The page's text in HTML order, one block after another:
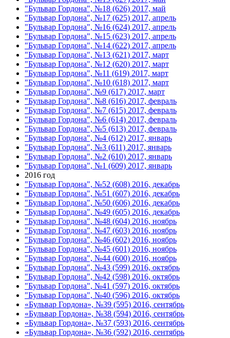
"Бульвар Гордона", №18 (626) 2017, май
"Бульвар Гордона", №17 (625) 2017, апрель
"Бульвар Гордона", №16 (624) 2017, апрель
"Бульвар Гордона", №15 (623) 2017, апрель
"Бульвар Гордона", №14 (622) 2017, апрель
"Бульвар Гордона", №13 (621) 2017, март
"Бульвар Гордона", №12 (620) 2017, март
"Бульвар Гордона", №11 (619) 2017, март
"Бульвар Гордона", №10 (618) 2017, март
"Бульвар Гордона", №9 (617) 2017, март
"Бульвар Гордона", №8 (616) 2017, февраль
"Бульвар Гордона", №7 (615) 2017, февраль
"Бульвар Гордона", №6 (614) 2017, февраль
"Бульвар Гордона", №5 (613) 2017, февраль
"Бульвар Гордона", №4 (612) 2017, январь
"Бульвар Гордона", №3 (611) 2017, январь
"Бульвар Гордона", №2 (610) 2017, январь
"Бульвар Гордона", №1 (609) 2017, январь
2016 год
"Бульвар Гордона", №52 (608) 2016, декабрь
"Бульвар Гордона", №51 (607) 2016, декабрь
"Бульвар Гордона", №50 (606) 2016, декабрь
"Бульвар Гордона", №49 (605) 2016, декабрь
"Бульвар Гордона", №48 (604) 2016, ноябрь
"Бульвар Гордона", №47 (603) 2016, ноябрь
"Бульвар Гордона", №46 (602) 2016, ноябрь
"Бульвар Гордона", №45 (601) 2016, ноябрь
"Бульвар Гордона", №44 (600) 2016, ноябрь
"Бульвар Гордона", №43 (599) 2016, октябрь
"Бульвар Гордона", №42 (598) 2016, октябрь
"Бульвар Гордона", №41 (597) 2016, октябрь
"Бульвар Гордона", №40 (596) 2016, октябрь
«Бульвар Гордона», №39 (595) 2016, сентябрь
«Бульвар Гордона», №38 (594) 2016, сентябрь
«Бульвар Гордона», №37 (593) 2016, сентябрь
«Бульвар Гордона», №36 (592) 2016, сентябрь